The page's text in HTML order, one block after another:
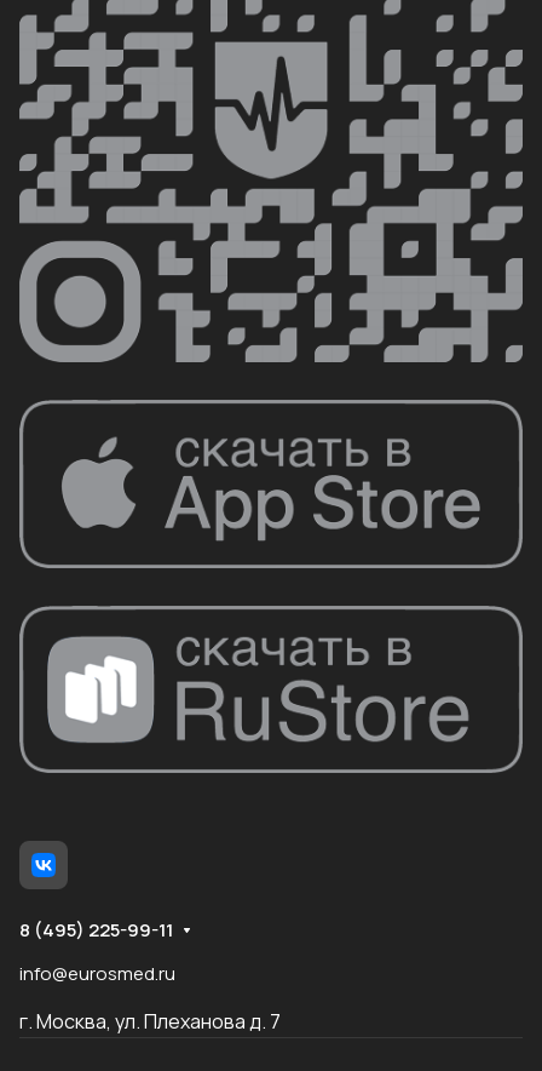
8 (495) 225-99-11
info@eurosmed.ru
г. Москва, ул. Плеханова д. 7